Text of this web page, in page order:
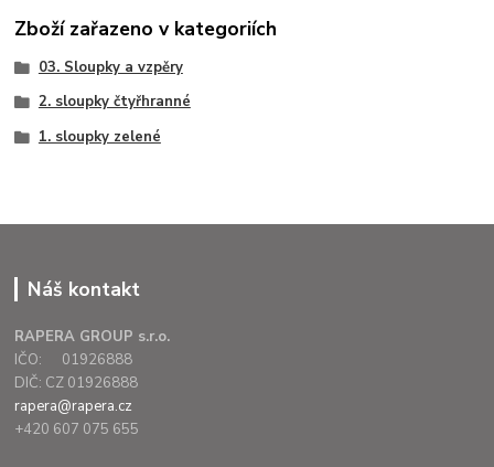
Zboží zařazeno v kategoriích
03. Sloupky a vzpěry
2. sloupky čtyřhranné
1. sloupky zelené
Náš kontakt
RAPERA GROUP s.r.o.
IČO: 01926888
DIČ: CZ 01926888
rapera@rapera.cz
+420 607 075 655